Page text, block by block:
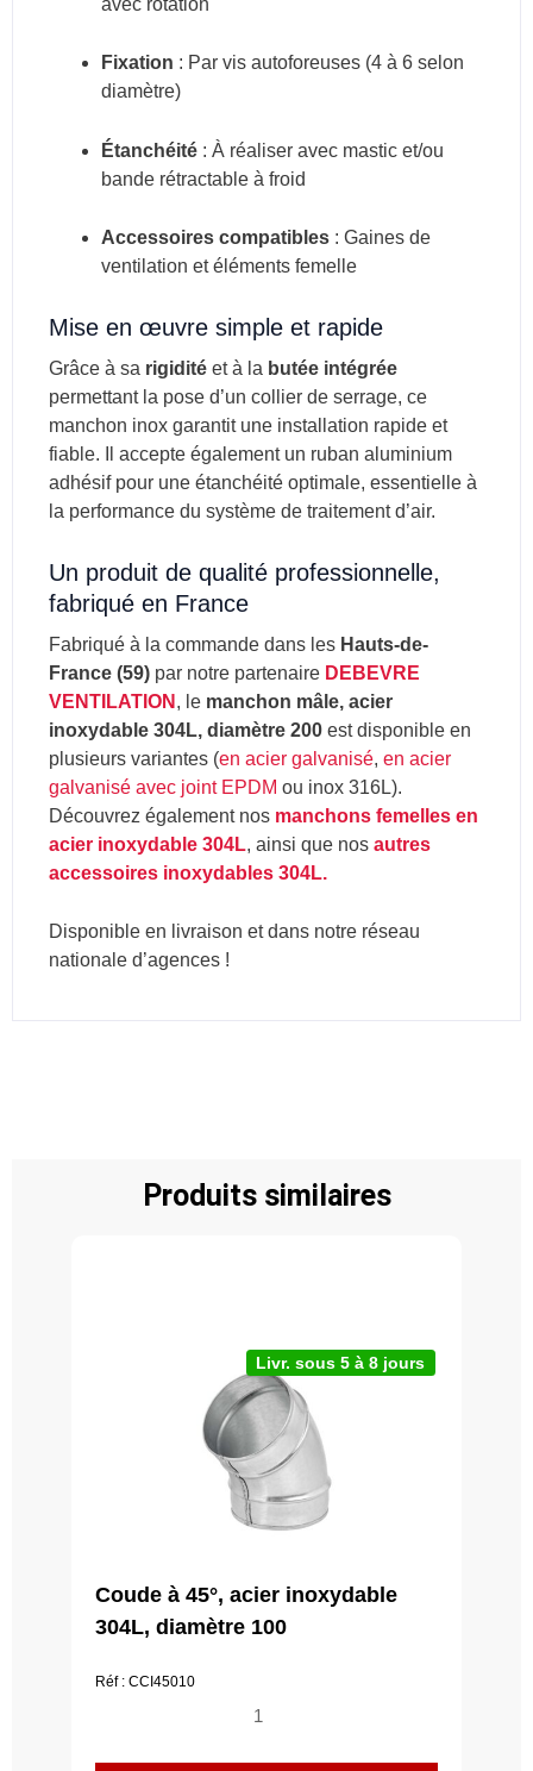
Fixation : Par vis autoforeuses (4 à 6 selon
diamètre)
Étanchéité: À réaliser avec mastic et/ou
bande rétractable à froid
Accessoires compatibles: Gaines de
ventilation et éléments femelle
Mise en œuvre simple et rapide
Grâce à sa rigidité et à la butée intégrée
permettant la pose d’un collier de serrage, ce
manchon inox garantit une installation rapide et
fiable. Il accepte également un ruban aluminium
adhésif pour une étanchéité optimale, essentielle à
la performance du système de traitement d’air.
Un produit de qualité professionnelle,
fabriqué en France
Fabriqué à la commande dans les Hauts-de-
France (59) par notre partenaire DEBEVRE
VENTILATION , le manchon mâle, acier
inoxydable 304L, diamètre 200 est disponible en
plusieurs variantes (en acier galvanisé, en acier
galvanisé avec joint EPDM ou inox 316L).
Découvrez également nos manchons femelles en
acier inoxydable 304L, ainsi que nos autres
accessoires inoxydables 304L.
Disponible en livraison et dans notre réseau
nationale d’agences !
Produits similaires
Livr. sous 5 à 8 jours
Coude à 45°, acier inoxydable
304L, diamètre 100
Réf : CCI45010
quantité
Coude